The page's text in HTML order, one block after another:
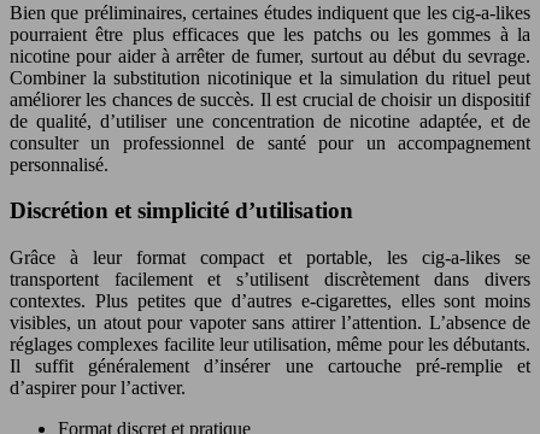
Bien que préliminaires, certaines études indiquent que les cig-a-likes
pourraient être plus efficaces que les patchs ou les gommes à la
nicotine pour aider à arrêter de fumer, surtout au début du sevrage.
Combiner la substitution nicotinique et la simulation du rituel peut
améliorer les chances de succès. Il est crucial de choisir un dispositif
de qualité, d’utiliser une concentration de nicotine adaptée, et de
consulter un professionnel de santé pour un accompagnement
personnalisé.
Discrétion et simplicité d’utilisation
Grâce à leur format compact et portable, les cig-a-likes se
transportent facilement et s’utilisent discrètement dans divers
contextes. Plus petites que d’autres e-cigarettes, elles sont moins
visibles, un atout pour vapoter sans attirer l’attention. L’absence de
réglages complexes facilite leur utilisation, même pour les débutants.
Il suffit généralement d’insérer une cartouche pré-remplie et
d’aspirer pour l’activer.
Format discret et pratique